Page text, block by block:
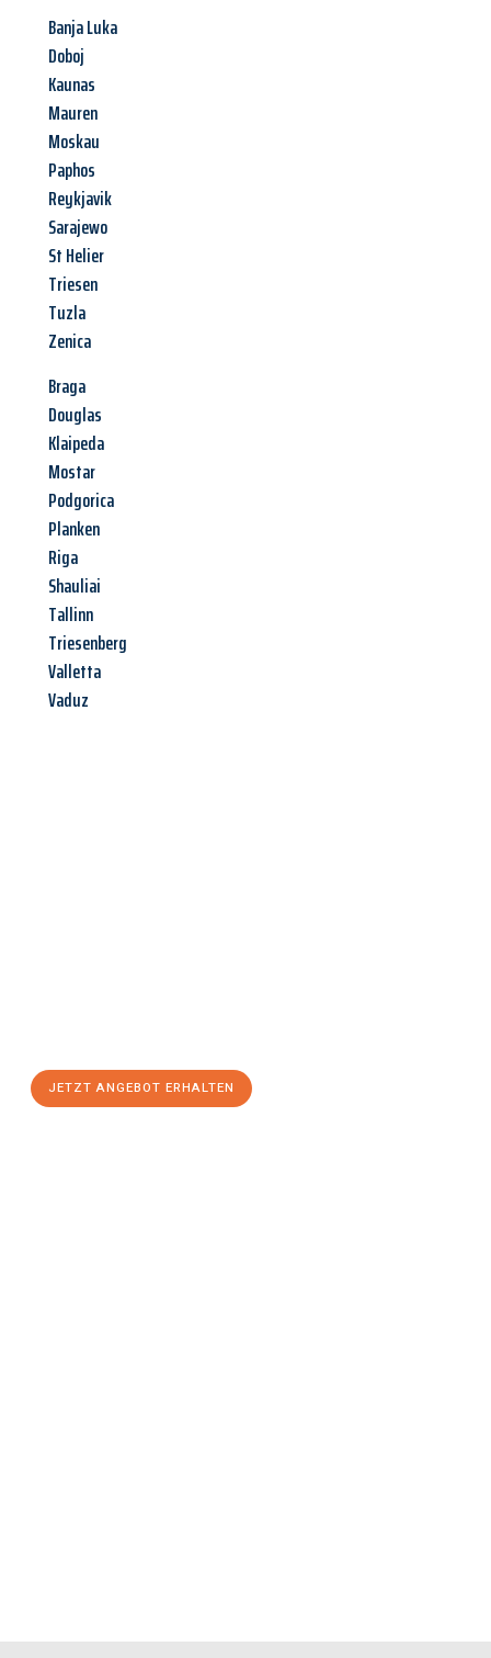
Banja Luka
Doboj
Kaunas
Mauren
Moskau
Paphos
Reykjavik
Sarajewo
St Helier
Triesen
Tuzla
Zenica
Braga
Douglas
Klaipeda
Mostar
Podgorica
Planken
Riga
Shauliai
Tallinn
Triesenberg
Valletta
Vaduz
JETZT ANGEBOT ERHALTEN